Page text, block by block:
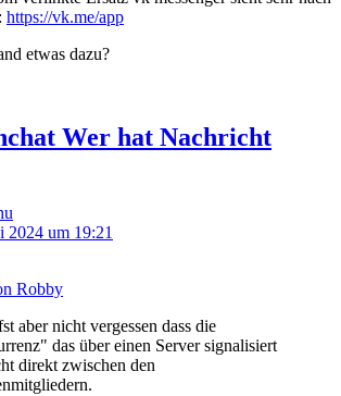
https://vk.me/app
etwas dazu?
Wer hat Nachricht
2024 um 19:21
Robby
aber nicht vergessen dass die
das über einen Server signalisiert
direkt zwischen den